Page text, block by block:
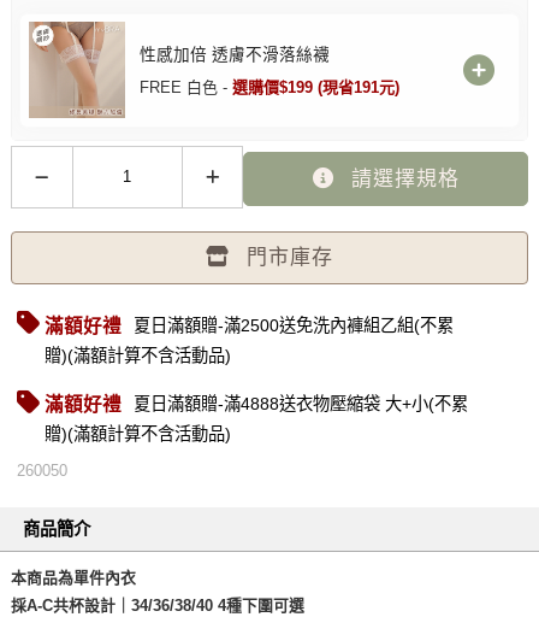
性感加倍 透膚不滑落絲襪
FREE 白色 - 選購價$199 (現省191元)
請選擇規格
門市庫存
滿額好禮
夏日滿額贈-滿2500送免洗內褲組乙組(不累
贈)(滿額計算不含活動品)
滿額好禮
夏日滿額贈-滿4888送衣物壓縮袋 大+小(不累
贈)(滿額計算不含活動品)
260050
商品簡介
本商品為單件內衣
採A-C共杯設計｜34/36/38/40 4種下圍可選